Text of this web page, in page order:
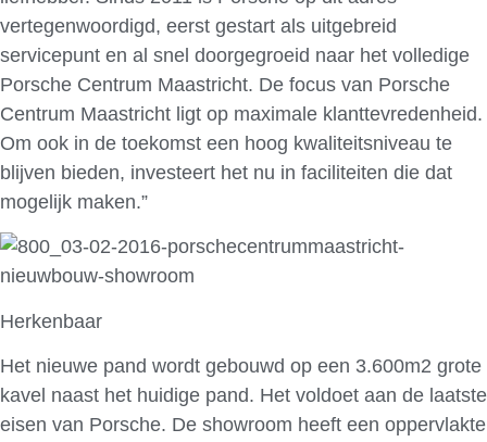
vertegenwoordigd, eerst gestart als uitgebreid
servicepunt en al snel doorgegroeid naar het volledige
Porsche Centrum Maastricht. De focus van Porsche
Centrum Maastricht ligt op maximale klanttevredenheid.
Om ook in de toekomst een hoog kwaliteitsniveau te
blijven bieden, investeert het nu in faciliteiten die dat
mogelijk maken.”
Herkenbaar
Het nieuwe pand wordt gebouwd op een 3.600m2 grote
kavel naast het huidige pand. Het voldoet aan de laatste
eisen van Porsche. De showroom heeft een oppervlakte